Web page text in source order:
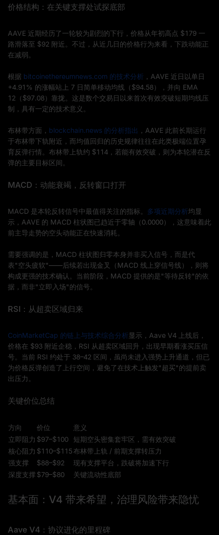
价格结构：在关键支撑处试探底部
AAVE 近期经历了一轮较为剧烈的下行，价格从年初高点 $179 一
路滑落至 $92 附近。不过，从近几日的价格行为来看，下跌动能正
在减弱。
根据 bitcoinethereumnews.com 的技术分析 ，AAVE 近日以单日
+4.91% 的涨幅站上 7 日简单移动均线（$94.58），并向 EMA
12（$97.08）靠拢。这是数个交易日以来首次有效突破短期均线压
制，具有一定的技术意义。
布林带方面， blockchain.news 的分析指出 ，AAVE 此前长期运行
于布林带下轨附近，而均值回归的历史规律往往在此类极端位置孕
育反弹行情。布林带上轨约 $114，若能有效突破，则为本轮潜在反
弹的主要目标区间。
MACD：动能衰竭，反转窗口打开
MACD 是本轮反转信号中最值得关注的指标。 多项近期分析均显
示，AAVE 的 MACD 柱状图已趋近于零轴（0.0000），这意味着此
前主导走势的空头动能正在快速消耗。
需要强调的是，MACD 柱状图归零本身并非买入信号，而是代
表"空头疲软"——后续若出现金叉（MACD 线上穿信号线），则将
构成更强的技术确认。当前阶段，MACD 提供的是"等待反转"的依
据，而非"立即入场"的信号。
RSI：从超卖区域归来
CoinMarketCap 的链上与技术综合分析显示，Aave V4 上线后，
价格在 $93 附近企稳，RSI 从超卖区域回升，出现早期看涨买压信
号。当前 RSI 约处于 38–42 区间，虽尚未进入强势上升通道，但已
为价格反弹创造了上行空间，避免了在技术上触发"超买"的提前卖
出压力。
关键价位总结
方向 价位
意义
立即阻力 $97–$100
短期空头密集套牢区，需有效突破
核心阻力 $110–$115布林带上轨 / 前期支撑转压力
强支撑
$88–$92
现有支撑平台，跌破将加速下行
深度支撑 $79–$80 关键流动性底部
基本面：V4 带来希望，治理风险带来隐忧
Aave V4：协议进化的里程碑